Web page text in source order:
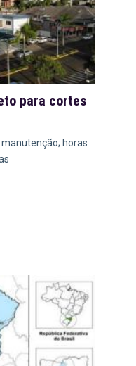
para cortes
horas